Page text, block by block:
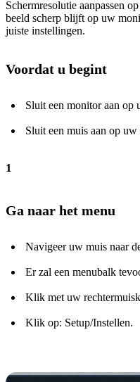
Schermresolutie aanpassen
beeld scherp blijft op uw
juiste instellingen.
Voordat u begint
Sluit een monitor aan op
Sluit een muis aan op uw
1
Ga naar het menu
Navigeer uw muis naar
Er zal een menubalk
Klik met uw
Klik op: Setup/Instellen.